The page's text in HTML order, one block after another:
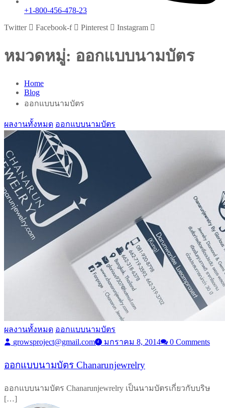
+1-800-456-478-23
Twitter
Facebook-f Pinterest Instagram
หมวดหมู่: ออกแบบนามบัตร
Home
Blog
ออกแบบนามบัตร
ผลงานทั้งหมด ออกแบบนามบัตร
ผลงานทั้งหมด ออกแบบนามบัตร
growsproject@gmail.com
มกราคม 8, 2014 0 Comments
ออกแบบนามบัตร Chanarunjewrelry
ออกแบบนามบัตร Chanarunjewrelry เป็นนามบัตรเกี่ยวกับบริษ
[…]